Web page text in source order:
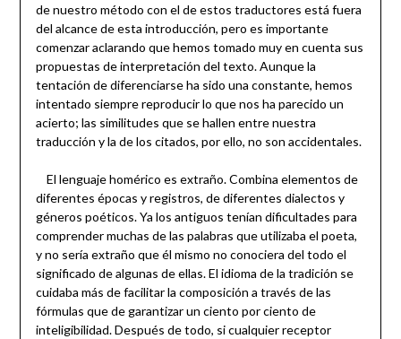
de nuestro método con el de estos traductores está fuera
del alcance de esta introducción, pero es importante
comenzar aclarando que hemos tomado muy en cuenta sus
propuestas de interpretación del texto. Aunque la
tentación de diferenciarse ha sido una constante, hemos
intentado siempre reproducir lo que nos ha parecido un
acierto; las similitudes que se hallen entre nuestra
traducción y la de los citados, por ello, no son accidentales.
El lenguaje homérico es extraño. Combina elementos de
diferentes épocas y registros, de diferentes dialectos y
géneros poéticos. Ya los antiguos tenían dificultades para
comprender muchas de las palabras que utilizaba el poeta,
y no sería extraño que él mismo no conociera del todo el
significado de algunas de ellas. El idioma de la tradición se
cuidaba más de facilitar la composición a través de las
fórmulas que de garantizar un ciento por ciento de
inteligibilidad. Después de todo, si cualquier receptor